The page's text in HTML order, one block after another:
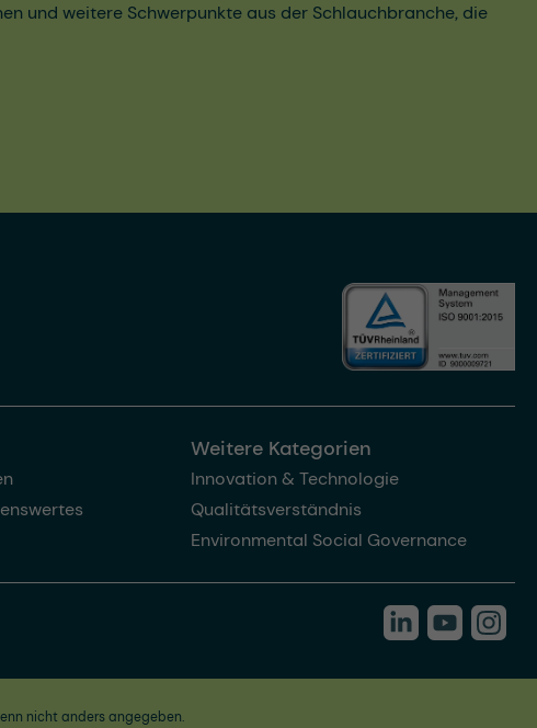
und weitere Schwerpunkte aus der Schlauchbranche, die
Weitere Kategorien
Innovation & Technologie
Qualitätsverständnis
Environmental Social Governance
nicht anders angegeben.